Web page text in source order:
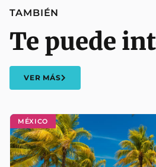
MÉXICO
TAMBIÉN
Te puede
VER MÁS